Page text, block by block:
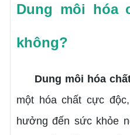
Dung môi hóa
không?
Dung môi hóa
một hóa chất cực
hưởng đến sức khỏe